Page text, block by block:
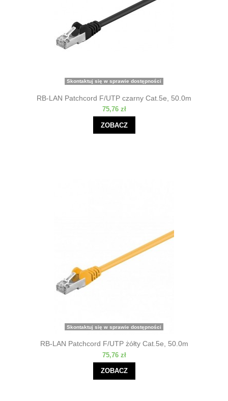
Skontaktuj się w sprawie dostępności
RB-LAN Patchcord F/UTP czarny Cat.5e, 50.0m
75,76 zł
ZOBACZ
Skontaktuj się w sprawie dostępności
RB-LAN Patchcord F/UTP żółty Cat.5e, 50.0m
75,76 zł
ZOBACZ